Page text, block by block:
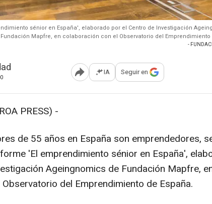
sénior en España', elaborado por el Centro de Investigación
Fundación Mapfre, en colaboración con el Observatorio del Emprendimiento
-
Abrir opciones para compartir
IA Seguir en
PRESS) -
de 55 años en España son emprendedores,
'El emprendimiento sénior en España',
Ageingnomics de Fundación Mapfre,
del Emprendimiento de España.